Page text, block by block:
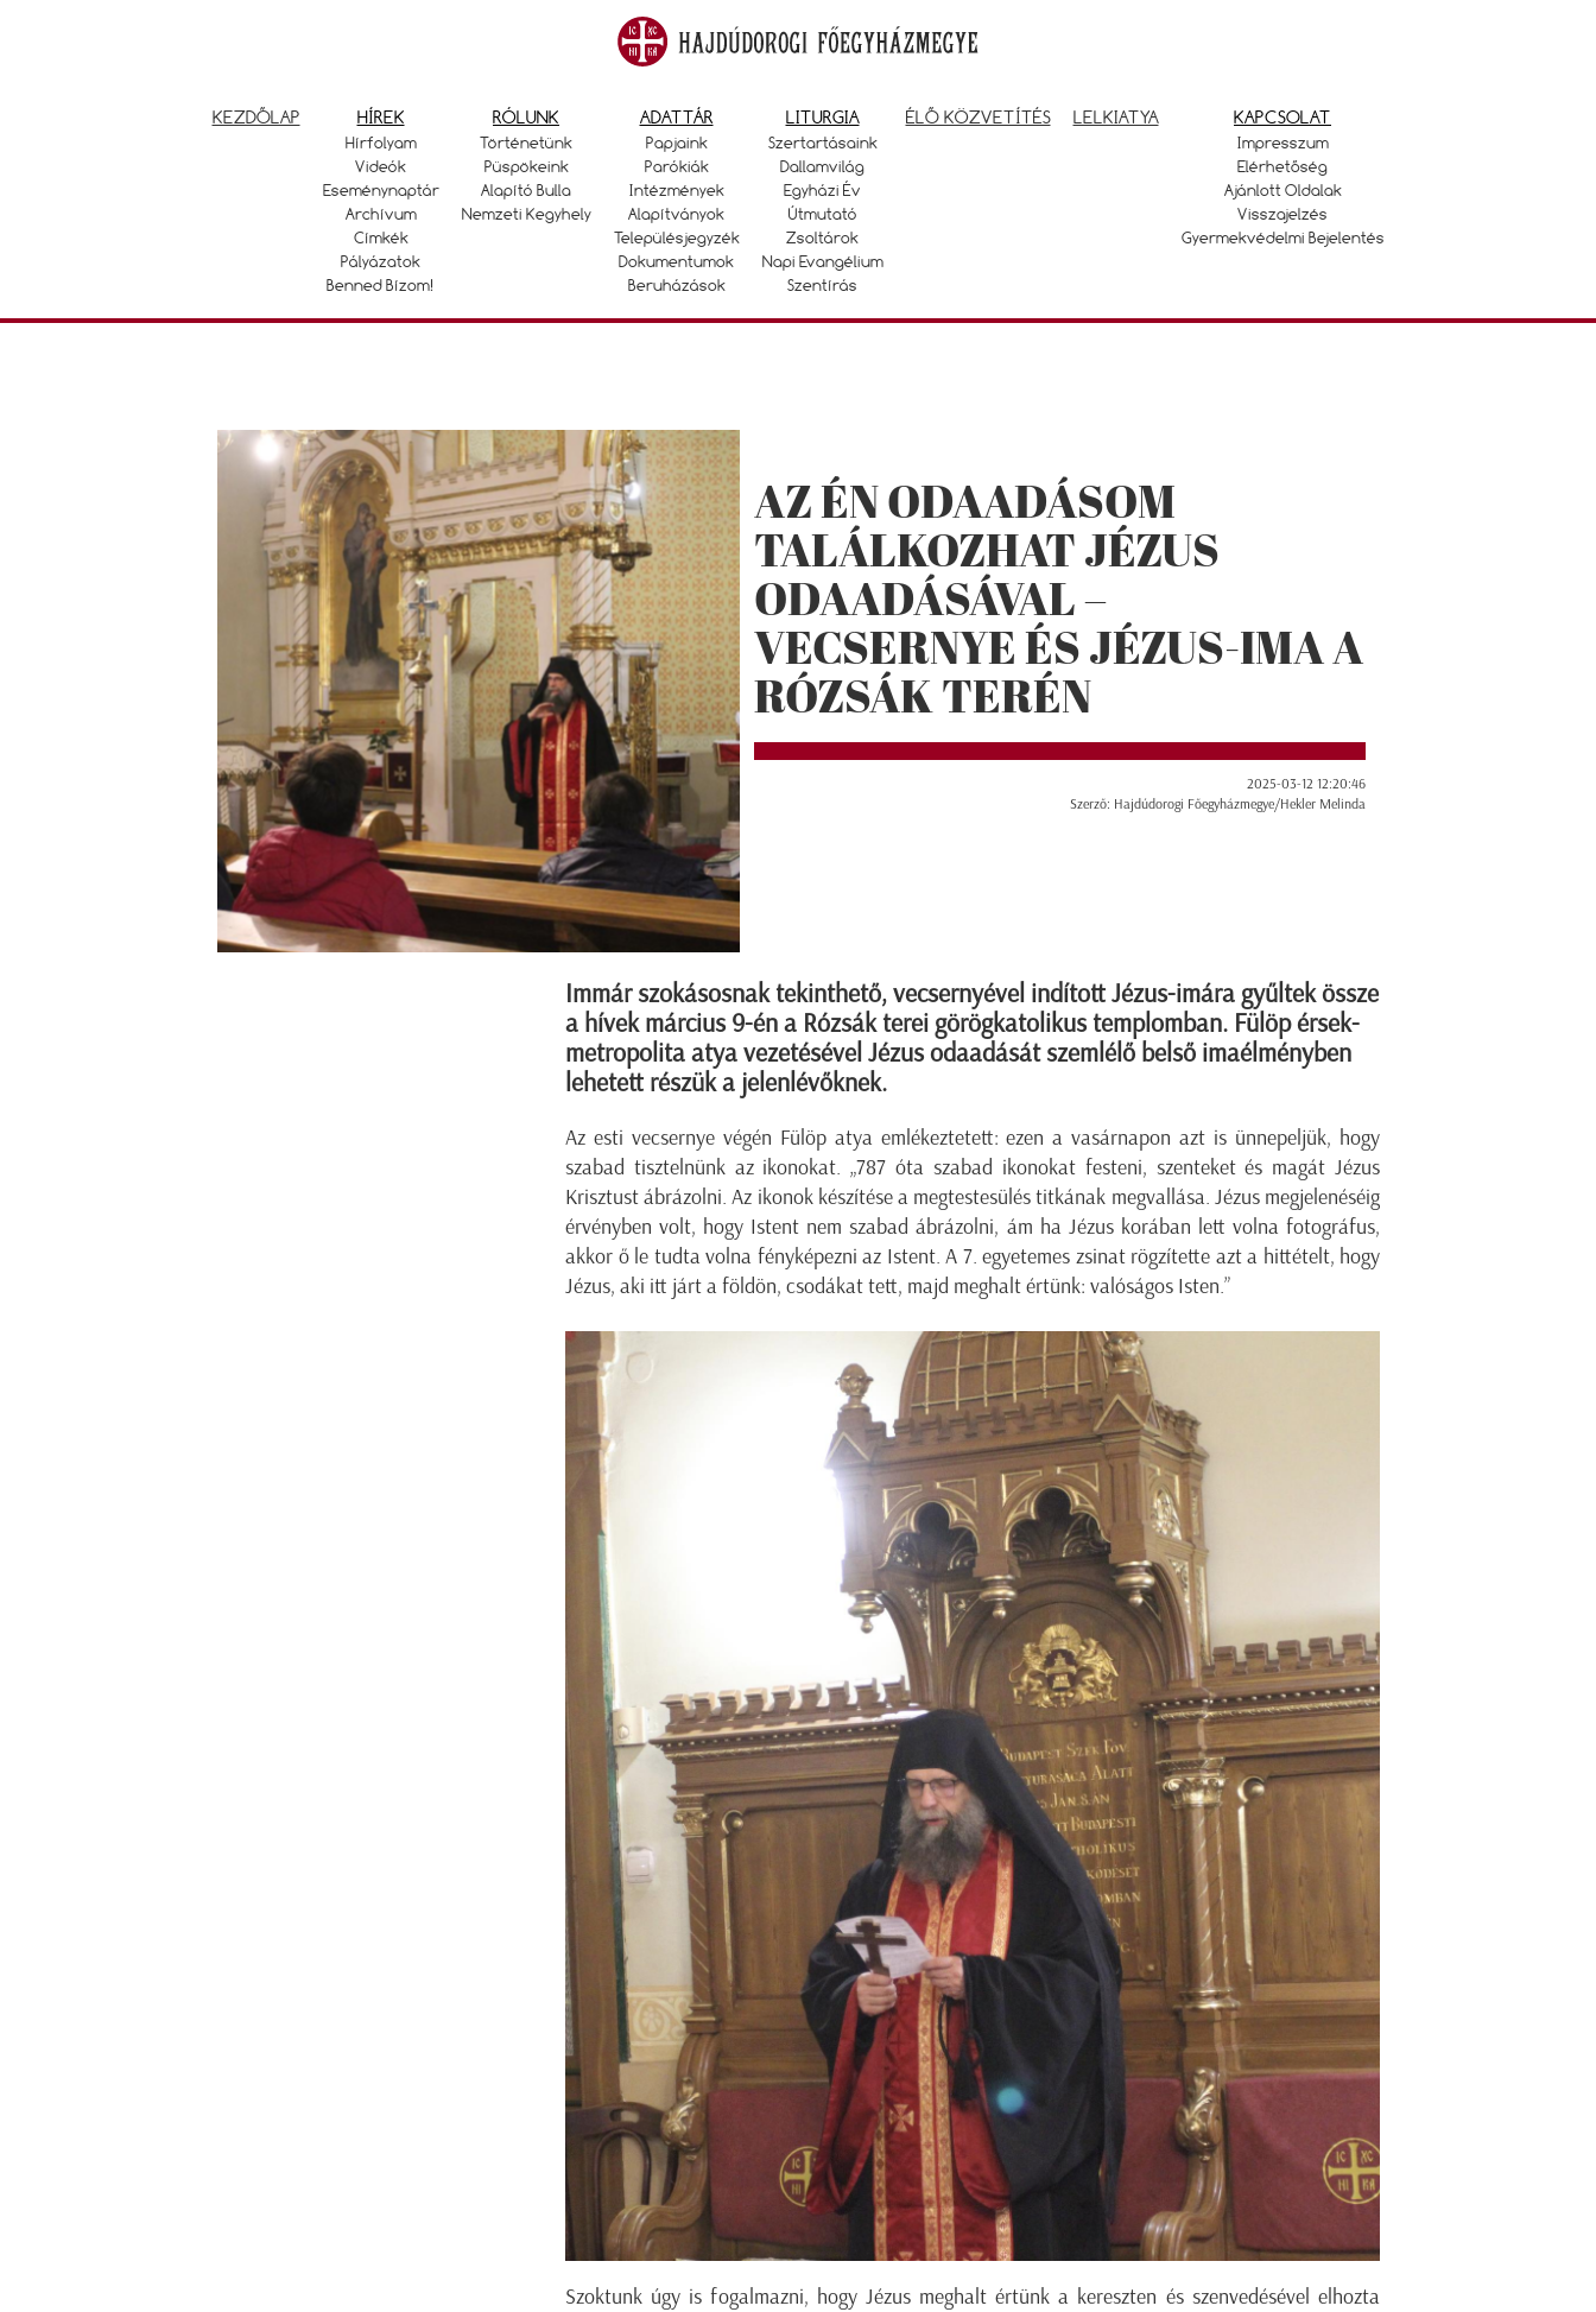
KEZDŐLAP HÍREK
Hírfolyam
Videók
Eseménynaptár
Archívum
Címkék
Pályázatok
Benned Bízom!
RÓLUNK
Történetünk
Püspökeink
Alapító Bulla
Nemzeti Kegyhely
ADATTÁR
Papjaink
Parókiák
Intézmények
Alapítványok
Településjegyzék
Dokumentumok
Beruházások
LITURGIA
Szertartásaink
Dallamvilág
Egyházi Év
Útmutató
Zsoltárok
Napi Evangélium
Szentírás
ÉLŐ KÖZVETÍTÉS LELKIATYA KAPCSOLAT
Impresszum
Elérhetőség
Ajánlott Oldalak
Visszajelzés
Gyermekvédelmi Bejelentés
AZ ÉN ODAADÁSOM
TALÁLKOZHAT JÉZUS
ODAADÁSÁVAL –
VECSERNYE ÉS JÉZUS-IMA A
RÓZSÁK TERÉN
2025-03-12 12:20:46
Szerző: Hajdúdorogi Főegyházmegye/Hekler Melinda
Immár szokásosnak tekinthető, vecsernyével indított Jézus-imára gyűltek össze
a hívek március 9-én a Rózsák terei görögkatolikus templomban. Fülöp érsek-
metropolita atya vezetésével Jézus odaadását szemlélő belső imaélményben
lehetett részük a jelenlévőknek.
Az esti vecsernye végén Fülöp atya emlékeztetett: ezen a vasárnapon azt is ünnepeljük, hogy
szabad tisztelnünk az ikonokat. „787 óta szabad ikonokat festeni, szenteket és magát Jézus
Krisztust ábrázolni. Az ikonok készítése a megtestesülés titkának megvallása. Jézus megjelenéséig
érvényben volt, hogy Istent nem szabad ábrázolni, ám ha Jézus korában lett volna fotográfus,
akkor ő le tudta volna fényképezni az Istent. A 7. egyetemes zsinat rögzítette azt a hittételt, hogy
Jézus, aki itt járt a földön, csodákat tett, majd meghalt értünk: valóságos Isten.”
Szoktunk úgy is fogalmazni, hogy Jézus meghalt értünk a kereszten és szenvedésével elhozta